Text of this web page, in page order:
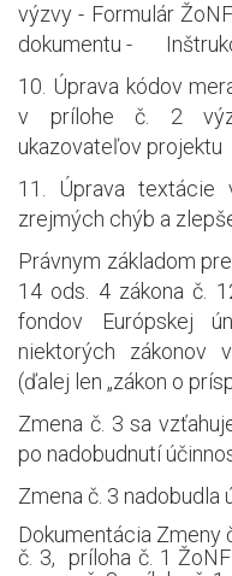
výzvy - Formulár
dokumentu -
10. Úprava kódov
v prílohe č. 2
ukazovateľov
11.
Úprava textácie
zrejmých chýb a
Právnym základom
14 ods. 4 zákona č.
fondov Európskej
niektorých zákonov
(ďalej len „zákon o
Zmena č. 3 sa
po nadobudnutí
Zmena č. 3 nadobudla
Dokumentácia Zmeny
č. 3, príloha č. 1